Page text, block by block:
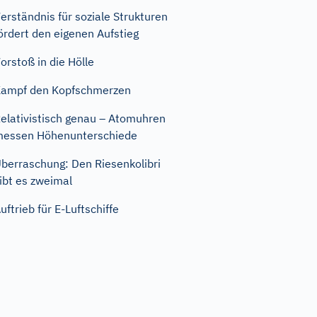
für soziale Strukturen
den eigenen Aufstieg
in die Hölle
den Kopfschmerzen
genau – Atomuhren
Höhenunterschiede
Den Riesenkolibri
es zweimal
für E-Luftschiffe